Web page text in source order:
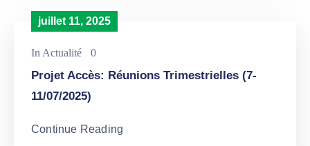
juillet 11, 2025
In Actualité 0
Projet Accès: Réunions Trimestrielles (7-
11/07/2025)
Continue Reading